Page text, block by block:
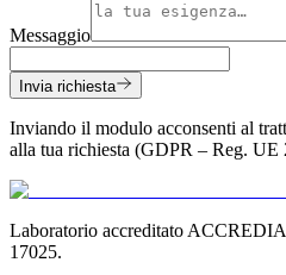
Messaggio
Invia richiesta
Inviando il modulo acconsenti al
alla tua richiesta (GDPR – Reg. UE
Laboratorio accreditato
17025.